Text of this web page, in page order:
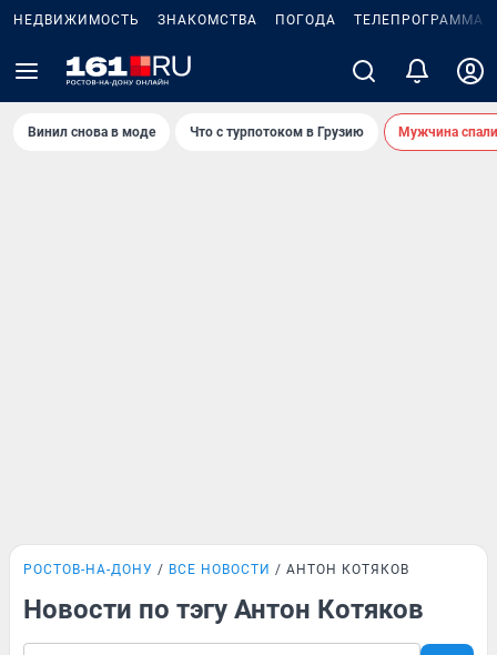
НЕДВИЖИМОСТЬ ЗНАКОМСТВА ПОГОДА ТЕЛЕПРОГРАММА
Винил снова в моде Что с турпотоком в Грузию Мужчина
РОСТОВ-НА-ДОНУ ВСЕ НОВОСТИ АНТОН КОТЯКОВ
Новости по тэгу Антон Котяков